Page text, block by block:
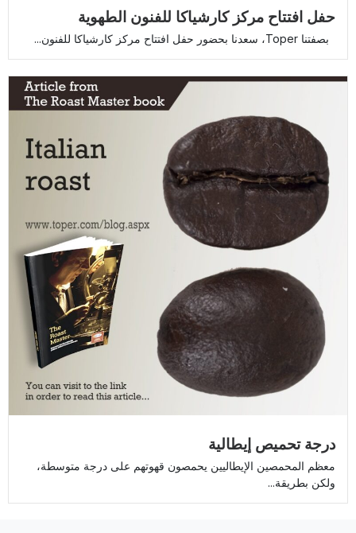
حفل افتتاح مركز كارشياكا للفنون الطهوية
بصفتنا Toper، سعدنا بحضور حفل افتتاح مركز كارشياكا للفنون...
درجة تحميص إيطالية
معظم المحمصين الإيطاليين يحمصون قهوتهم على درجة متوسطة،
ولكن بطريقة...